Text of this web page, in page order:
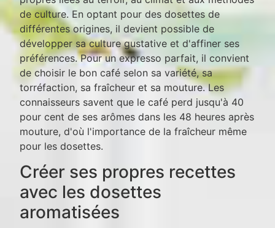
de culture. En optant pour des dosettes de
différentes origines, il devient possible de
développer sa culture gustative et d'affiner ses
préférences. Pour un expresso parfait, il convient
de choisir le bon café selon sa variété, sa
torréfaction, sa fraîcheur et sa mouture. Les
connaisseurs savent que le café perd jusqu'à 40
pour cent de ses arômes dans les 48 heures après
mouture, d'où l'importance de la fraîcheur même
pour les dosettes.
Créer ses propres recettes
avec les dosettes
aromatisées